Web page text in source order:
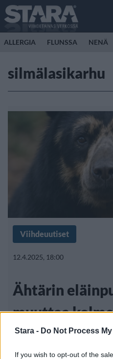
Stara - Do Not Process
If you wish to opt-out of the
ALLERGIA FLUNSSA NENÄ
silmälasikarhu
Viihdeuutiset
12.4.2025, 18:00
Ähtärin
muuttaa kolme